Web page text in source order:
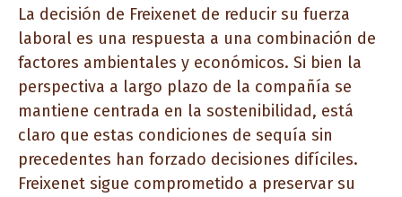
La decisión de Freixenet de reducir su fuerza
laboral es una respuesta a una combinación de
factores ambientales y económicos. Si bien la
perspectiva a largo plazo de la compañía se
mantiene centrada en la sostenibilidad, está
claro que estas condiciones de sequía sin
precedentes han forzado decisiones difíciles.
Freixenet sigue comprometido a preservar su